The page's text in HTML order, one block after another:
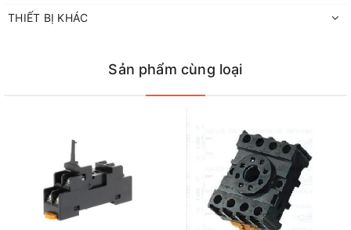
THIẾT BỊ KHÁC
Sản phẩm cùng loại